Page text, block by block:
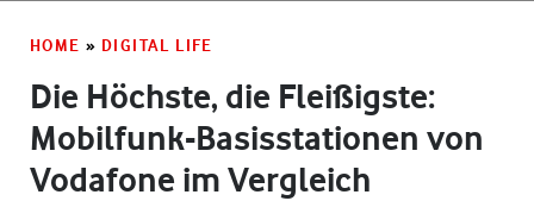
HOME » DIGITAL LIFE
Die Höchste, die Fleißigste:
Mobilfunk-Basisstationen von
Vodafone im Vergleich